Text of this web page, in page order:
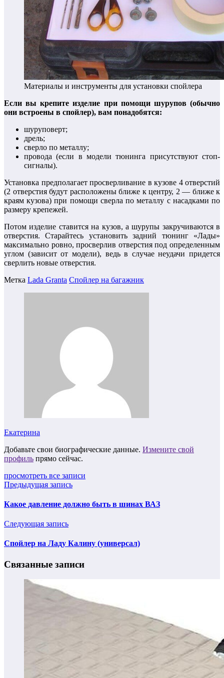
Материалы и инструменты для установки спойлера
Если вы крепите изделие при помощи шурупов (обычно
они встроены в спойлер), вам понадобятся:
шуруповерт;
дрель;
сверло по металлу;
провода (если в модели тюнинга присутствуют стоп-
сигналы).
Установка предполагает просверливание в кузове 4 отверстий
(2 отверстия будут расположены ближе к центру, 2 — ближе к
краям кузова) при помощи сверла по металлу с насадками по
размеру крепежей.
Потом изделие ставится на кузов, а шурупы закручиваются в
отверстия. Старайтесь установить задний тюнинг «Лады»
максимально ровно, просверлив отверстия под определенным
углом (зависит от модели), ведь в случае неудачи придется
сверлить новые отверстия.
Метка Lada Granta Спойлер на багажник
Екатерина
Добавьте свои биографические данные. Измените свой
профиль прямо сейчас.
просмотреть все записи
Предыдущая запись
Какое давление должно быть в шинах ВАЗ
Следующая запись
Спойлер на Ладу Калину (универсал)
Связанные записи